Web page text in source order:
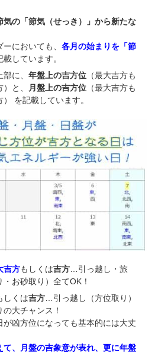
気の「節気（せっき）」から新たな
ーにおいても、各月の始まりを「節
しています。
部に、年盤上の吉方位 （最大吉方も
と、
月盤上の吉方位 （最大吉方も
を記載しています。
吉方もしくは吉方 …引っ越し・旅
お砂取り）全てOK！
しくは吉方 …引っ越し（方位取り）
大チャンス！
が凶方位になっても基本的には大丈
て、月盤の吉象意が表れ、更に年盤